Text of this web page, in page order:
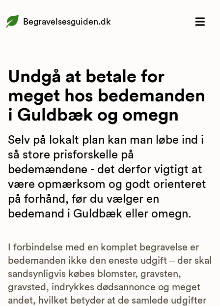
Begravelsesguiden.dk
Undgå at betale for
meget hos bedemanden
i Guldbæk og omegn
Selv på lokalt plan kan man løbe ind i
så store prisforskelle på
bedemændene - det derfor vigtigt at
være opmærksom og godt orienteret
på forhånd, før du vælger en
bedemand i Guldbæk eller omegn.
I forbindelse med en komplet begravelse er
bedemanden ikke den eneste udgift – der skal
sandsynligvis købes blomster, gravsten,
gravsted, indrykkes dødsannonce og meget
andet, hvilket betyder at de samlede udgifter